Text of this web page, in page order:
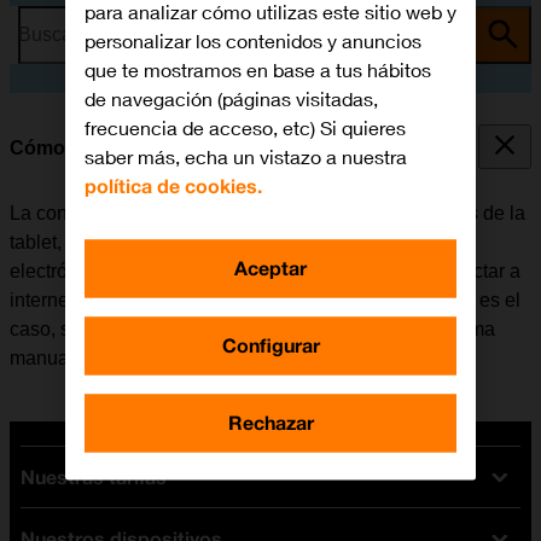
Busca por problema o tema
Cómo configurar la tablet para internet
La conexión de internet se utiliza en muchas funciones de la
tablet, por ejemplo, al usar el navegador, recibir correo
electrónico, instalar apps, etc. La tablet se puede conectar a
internet una vez se haya insertado la tarjeta SIM. Si no es el
caso, se puede configurar la tablet para internet de forma
manual.
Nuestras tarifas
para analizar cómo utilizas este sitio web y
personalizar los contenidos y anuncios
que te mostramos en base a tus hábitos
de navegación (páginas visitadas,
frecuencia de acceso, etc) Si quieres
saber más, echa un vistazo a nuestra
política de cookies.
Configurar
Rechazar
Aceptar